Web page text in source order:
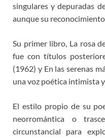
singulares y depuradas
aunque su
Su primer libro, La rosa
fue con títulos
(1962) y En las serenas
una voz poética intimista
El estilo propio de su
neorromántica o
circunstancial para